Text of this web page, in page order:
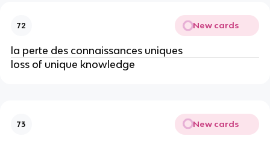
72 New cards
la perte des connaissances uniques
loss of unique knowledge
73 New cards